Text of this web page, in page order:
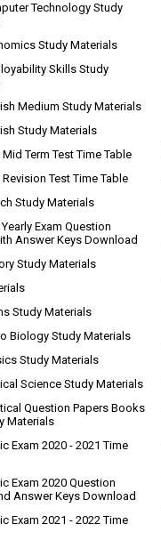
Technology Study
Study Materials
Skills Study
Medium Study Materials
Study Materials
Term Test Time Table
Test Time Table
Study Materials
Exam Question
Answer Keys Download
Study Materials
Study Materials
Biology Study Materials
Study Materials
Science Study Materials
Question Papers Books
Materials
Exam 2020 - 2021 Time
Exam 2020 Question
Answer Keys Download
Exam 2021 - 2022 Time